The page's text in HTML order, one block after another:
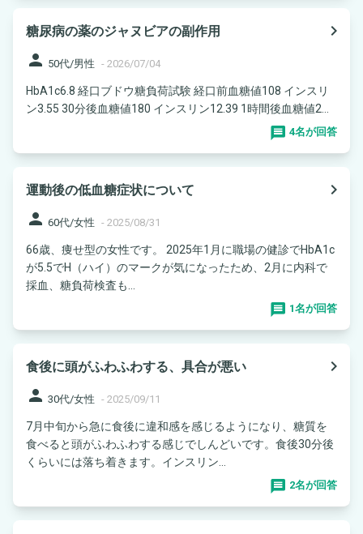
糖尿病の薬のジャヌビアの副作用
navigate_next
person 50代/男性 - 2026/07/04
HbA1c6.8 経口ブドウ糖負荷試験 経口前血糖値108 インスリ
ン3.55 30分後血糖値180 インスリン12.39 1時間後血糖値2...
4名が回答
運動後の低血糖症状について
navigate_next
person 60代/女性 - 2025/08/31
66歳、痩せ型の女性です。 2025年1月に職場の健診でHbA1c
が5.5でH（ハイ）のマークが気になったため、2月に内科で
採血、糖負荷検査も...
1名が回答
食後に頭がふわふわする、具合が悪い
navigate_next
person 30代/女性 - 2025/09/11
7月中旬から急に食後に違和感を感じるようになり、糖質を
食べると頭がふわふわする感じでしんどいです。食後30分後
くらいには落ち着きます。インスリン...
2名が回答